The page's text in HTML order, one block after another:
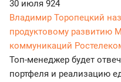
30 июля 924
Владимир Торопецкий
продуктовому развитию
коммуникаций
Топ-менеджер будет
портфеля и реализацию